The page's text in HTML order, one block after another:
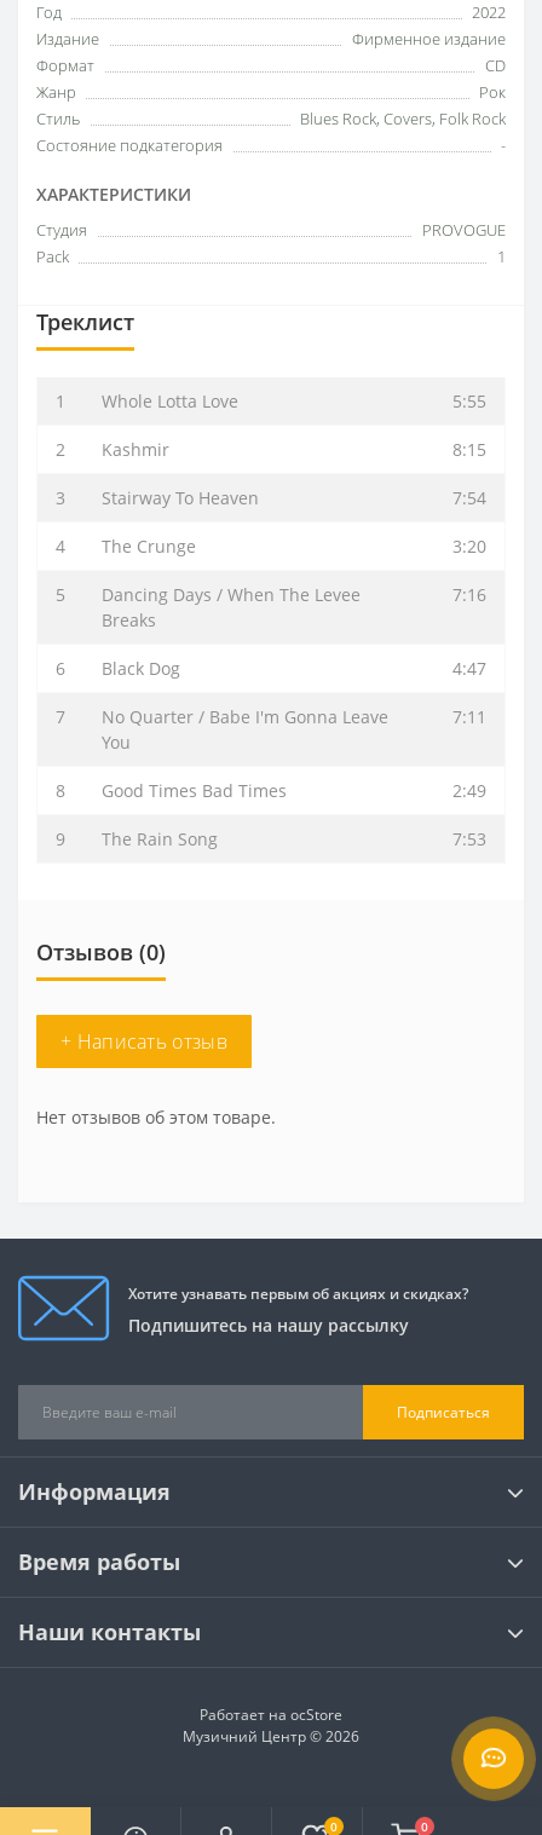
0 0
Год
2022
Издание
Фирменное издание
Формат
CD
Жанр
Рок
Стиль
Blues Rock, Covers, Folk Rock
Состояние подкатегория
-
ХАРАКТЕРИСТИКИ
Студия
PROVOGUE
Pack
1
Треклист
1 Whole Lotta Love 5:55
2 Kashmir 8:15
3 Stairway To Heaven 7:54
4 The Crunge 3:20
5
Dancing Days / When The Levee
Breaks
7:16
6 Black Dog 4:47
7
No Quarter / Babe I'm Gonna Leave
You
7:11
8 Good Times Bad Times 2:49
9 The Rain Song 7:53
Отзывов (0)
+ Написать отзыв
Нет отзывов об этом товаре.
Хотите узнавать первым об акциях и скидках?
Подпишитесь на нашу рассылку
Подписаться
Информация
Время работы
Наши контакты
Работает на ocStore
Музичний Центр © 2026